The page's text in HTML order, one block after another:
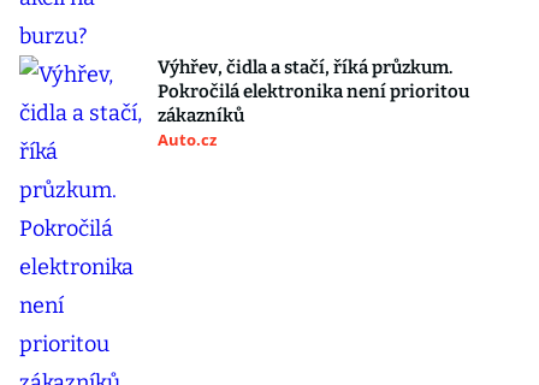
Výhřev, čidla a stačí, říká průzkum.
Pokročilá elektronika není prioritou
zákazníků
Auto.cz